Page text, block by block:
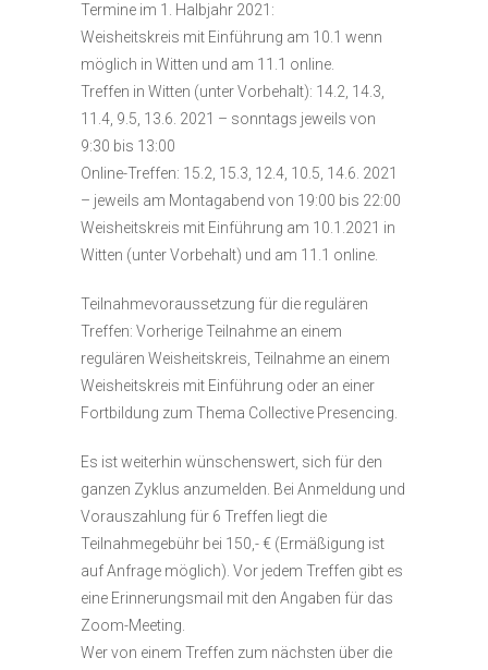
Termine im 1. Halbjahr 2021:
Weisheitskreis mit Einführung am 10.1 wenn
möglich in Witten und am 11.1 online.
Treffen in Witten (unter Vorbehalt): 14.2, 14.3,
11.4, 9.5, 13.6. 2021 – sonntags jeweils von
9:30 bis 13:00
Online-Treffen: 15.2, 15.3, 12.4, 10.5, 14.6. 2021
– jeweils am Montagabend von 19:00 bis 22:00
Weisheitskreis mit Einführung am 10.1.2021 in
Witten (unter Vorbehalt) und am 11.1 online.
Teilnahmevoraussetzung für die regulären
Treffen: Vorherige Teilnahme an einem
regulären Weisheitskreis, Teilnahme an einem
Weisheitskreis mit Einführung oder an einer
Fortbildung zum Thema Collective Presencing.
Es ist weiterhin wünschenswert, sich für den
ganzen Zyklus anzumelden. Bei Anmeldung und
Vorauszahlung für 6 Treffen liegt die
Teilnahmegebühr bei 150,- € (Ermäßigung ist
auf Anfrage möglich). Vor jedem Treffen gibt es
eine Erinnerungsmail mit den Angaben für das
Zoom-Meeting.
Wer von einem Treffen zum nächsten über die